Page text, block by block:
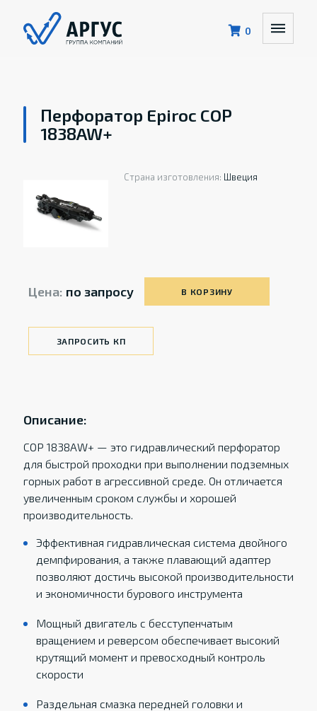
0
Перфоратор Epiroc COP
1838AW+
Страна изготовления: Швеция
Цена: по запросу В КОРЗИНУ
ЗАПРОСИТЬ КП
Описание:
COP 1838AW+ — это гидравлический перфоратор
для быстрой проходки при выполнении подземных
горных работ в агрессивной среде. Он отличается
увеличенным сроком службы и хорошей
производительность.
Эффективная гидравлическая система двойного
демпфирования, а также плавающий адаптер
позволяют достичь высокой производительности
и экономичности бурового инструмента
Мощный двигатель с бесступенчатым
вращением и реверсом обеспечивает высокий
крутящий момент и превосходный контроль
скорости
Раздельная смазка передней головки и